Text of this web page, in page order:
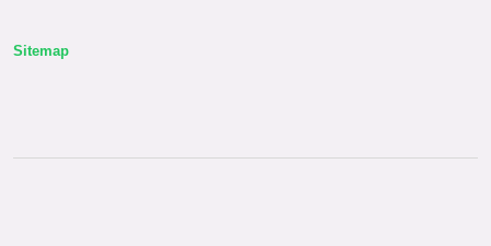
Sitemap